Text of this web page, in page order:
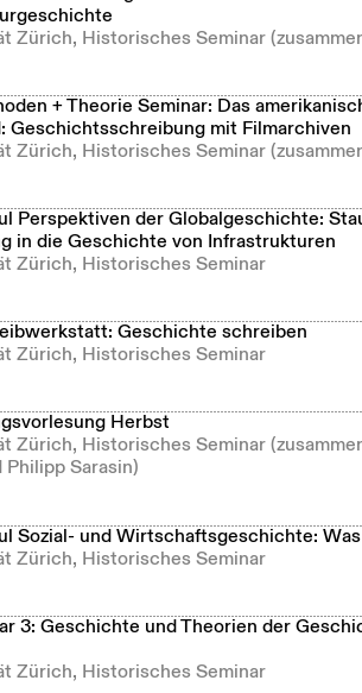
Zürich, Historisches Seminar
+ Theorie Seminar: Das
Geschichtsschreibung mit Filmarchiven
Zürich, Historisches Seminar
Perspektiven der Globalgeschichte:
in die Geschichte von Infrastrukturen
Zürich, Historisches Seminar
Geschichte schreiben
Zürich, Historisches Seminar
Herbst
Zürich, Historisches Seminar
Philipp Sarasin)
Sozial- und Wirtschaftsgeschichte:
Zürich, Historisches Seminar
3: Geschichte und Theorien der
Zürich, Historisches Seminar